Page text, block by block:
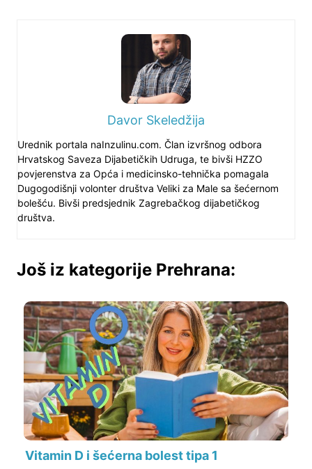
Davor Skeledžija
Urednik portala naInzulinu.com. Član izvršnog odbora
Hrvatskog Saveza Dijabetičkih Udruga, te bivši HZZO
povjerenstva za Opća i medicinsko-tehnička pomagala
Dugogodišnji volonter društva Veliki za Male sa šećernom
bolešću. Bivši predsjednik Zagrebačkog dijabetičkog
društva.
Još iz kategorije Prehrana:
Vitamin D i šećerna bolest tipa 1